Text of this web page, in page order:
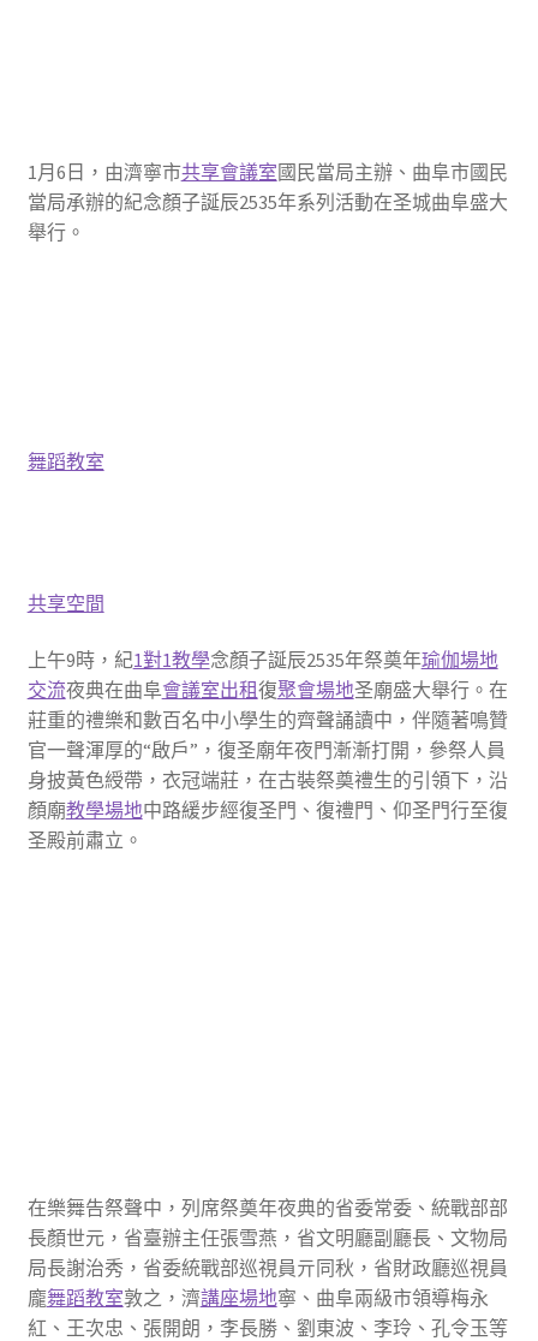
1月6日，由濟寧市共享會議室國民當局主辦、曲阜市國民
當局承辦的紀念顏子誕辰2535年系列活動在圣城曲阜盛大
舉行。
舞蹈教室
共享空間
上午9時，紀1對1教學念顏子誕辰2535年祭奠年瑜伽場地
交流夜典在曲阜會議室出租復聚會場地圣廟盛大舉行。在
莊重的禮樂和數百名中小學生的齊聲誦讀中，伴隨著鳴贊
官一聲渾厚的“啟戶”，復圣廟年夜門漸漸打開，參祭人員
身披黃色綬帶，衣冠端莊，在古裝祭奠禮生的引領下，沿
顏廟教學場地中路緩步經復圣門、復禮門、仰圣門行至復
圣殿前肅立。
在樂舞告祭聲中，列席祭奠年夜典的省委常委、統戰部部
長顏世元，省臺辦主任張雪燕，省文明廳副廳長、文物局
局長謝治秀，省委統戰部巡視員亓同秋，省財政廳巡視員
龐舞蹈教室敦之，濟講座場地寧、曲阜兩級市領導梅永
紅、王次忠、張開朗，李長勝、劉東波、李玲、孔令玉等